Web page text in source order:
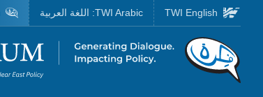
Skip to main content
Homepage
TWI English
TWI Arabic: اللغة العربية